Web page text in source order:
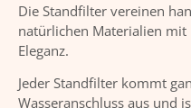
Die Standfilter vereinen
natürlichen Materialien mit
Eleganz.
Jeder Standfilter kommt
Wasseranschluss aus und